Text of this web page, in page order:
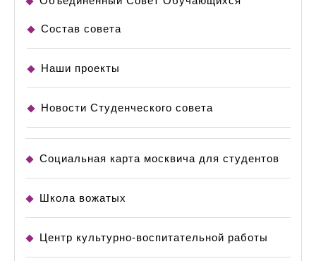
Состав совета
Наши проекты
Новости Студенческого совета
Социальная карта москвича для студентов
Школа вожатых
Центр культурно-воспитательной работы